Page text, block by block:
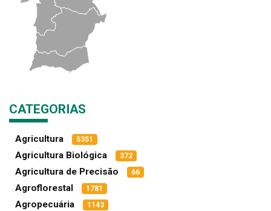
CATEGORIAS
Agricultura 5351
Agricultura Biológica 372
Agricultura de Precisão 66
Agroflorestal 1781
Agropecuária 1143